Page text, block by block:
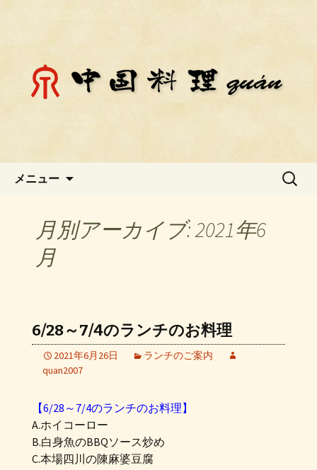
「チェン」のお知らせ
メニュー
検
月別アーカイブ: 2021年6
月
6/28～7/4のランチのお料理
2021年6月26日
ランチのご案内
quan2007
【6/28～7/4のランチのお料理】
A.ホイコーロー
B.白身魚のBBQソース炒め
C.本場四川の陳麻婆豆腐